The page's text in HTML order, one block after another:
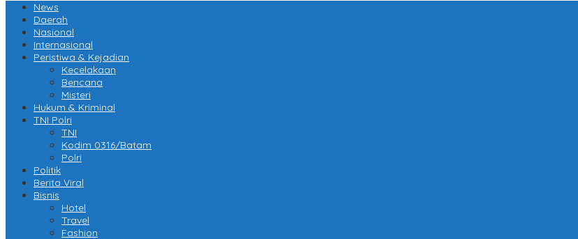
News
Daerah
Nasional
Internasional
Peristiwa & Kejadian
Kecelakaan
Bencana
Misteri
Hukum & Kriminal
TNI Polri
TNI
Kodim 0316/Batam
Polri
Politik
Berita Viral
Bisnis
Hotel
Travel
Fashion